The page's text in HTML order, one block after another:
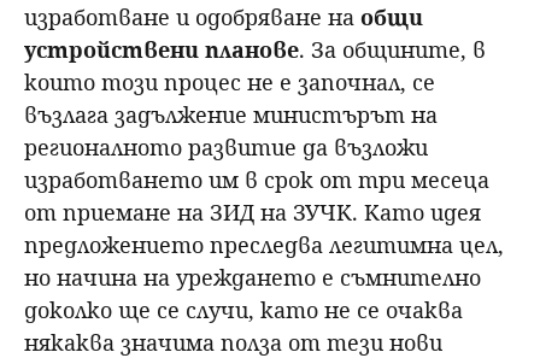
изработване и одобряване на общи
устройствени планове. За общините, в
които този процес не е започнал, се
възлага задължение министърът на
регионалното развитие да възложи
изработването им в срок от три месеца
от приемане на ЗИД на ЗУЧК. Като идея
предложението преследва легитимна цел,
но начина на уреждането е съмнително
доколко ще се случи, като не се очаква
някаква значима полза от тези нови